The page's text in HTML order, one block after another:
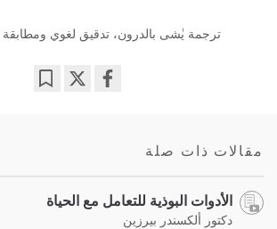
ترجمة يٰشى بالدرون، تدقيق لغوي ومطابقة
مقالات ذات صلة
الأدوات البوذية للتعامل مع الحياة
دكتور ألكسندر بيرزين